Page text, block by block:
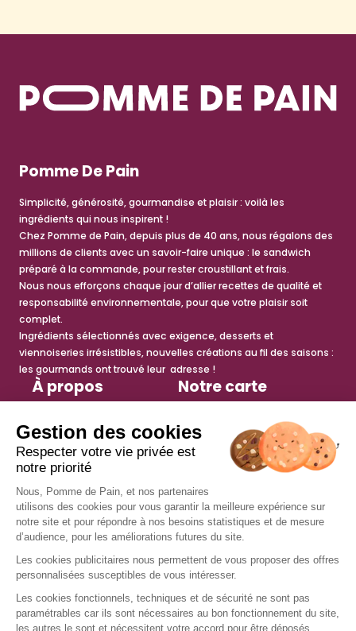
Pomme De Pain
Simplicité, générosité, gourmandise et plaisir : voilà les
ingrédients qui nous inspirent !
Chez Pomme de Pain, depuis plus de 40 ans, nous régalons des
millions de clients avec un savoir-faire unique : le sandwich
préparé à la commande, pour rester croustillant et frais.
Nous nous efforçons chaque jour d’allier recettes de qualité et
responsabilité environnementale, pour que votre plaisir soit
complet.
Ingrédients sélectionnés avec exigence, desserts et
viennoiseries irrésistibles, nouvelles créations au fil des saisons :
les gourmands ont trouvé leur adresse !
À propos
Engagements
Espace presse
Actualités
Tips recettes
anti-gaspi
Notre carte
Salades
Petite faim
Viennoiseries
Boissons chaudes
Boissons fraîches
Services
Trouver un restaurant
Fidélité
Offre de groupe
Nous contacter
Nous rejoindre
Offres d’emploi
Devenir franchisé